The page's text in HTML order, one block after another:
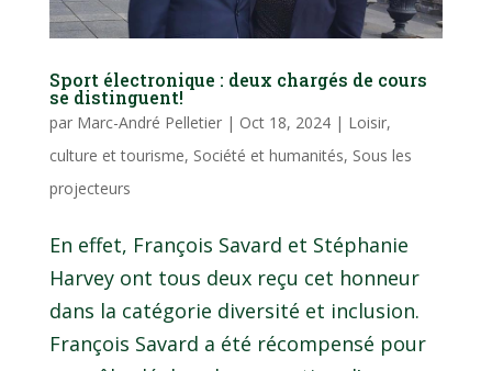
Sport électronique : deux chargés de cours
se distinguent!
par Marc-André Pelletier| Oct 18, 2024| Loisir,
culture et tourisme, Société et humanités, Sous les
projecteurs
En effet, François Savard et Stéphanie
Harvey ont tous deux reçu cet honneur
dans la catégorie diversité et inclusion.
François Savard a été récompensé pour